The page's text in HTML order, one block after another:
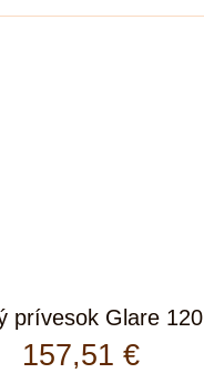
prívesok Glare 120
157,51 €